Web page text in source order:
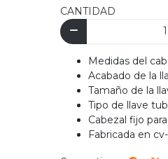
CANTIDAD
Medidas del
Acabado de la
Tamaño de la
Tipo de llave
Cabezal fijo
Fabricada en